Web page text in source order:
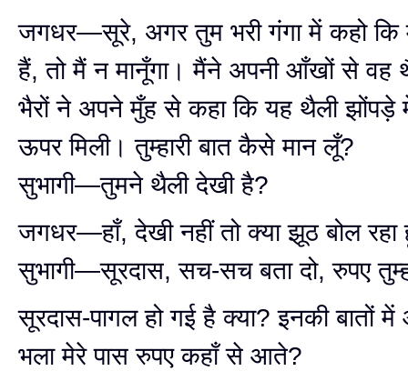
जगधर—सूरे, अगर तुम भरी गंगा में कहो कि
हैं, तो मैं न मानूँगा। मैंने अपनी आँखों से वह
भैरों ने अपने मुँह से कहा कि यह थैली
ऊपर मिली। तुम्हारी बात कैसे मान लूँ?
सुभागी—तुमने थैली देखी है?
जगधर—हाँ, देखी नहीं तो क्या झूठ बोल रहा
सुभागी—सूरदास, सच-सच बता दो, रुपए
सूरदास-पागल हो गई है क्या? इनकी बातों
भला मेरे पास रुपए कहाँ से आते?